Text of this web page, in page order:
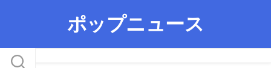
ポップニュース